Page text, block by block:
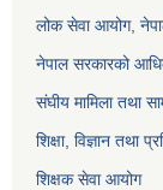
लोक सेवा आयोग,
नेपाल सरकारको
संघीय मामिला तथा
शिक्षा, विज्ञान तथा
शिक्षक सेवा आयोग